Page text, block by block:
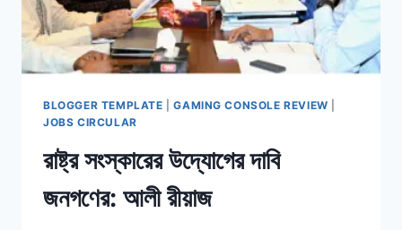
BLOGGER TEMPLATE |GAMING CONSOLE REVIEW
JOBS CIRCULAR
রাষ্ট্র সংস্কারের উদ্যোগের দাবি
জনগণের: আলী রীয়াজ